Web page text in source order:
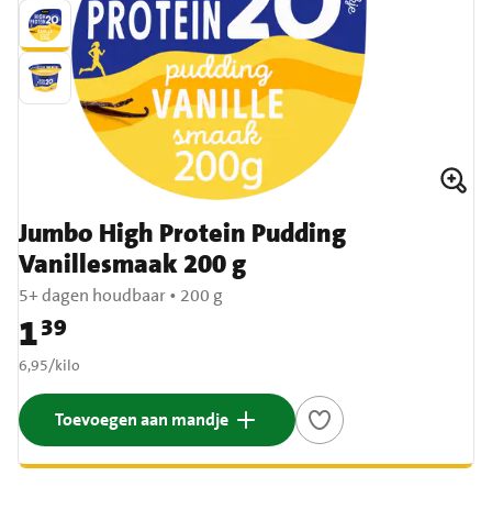
Jumbo High Protein Pudding
Vanillesmaak 200 g
5+ dagen houdbaar• 200 g
Prijs: € 1,39
139
€ 6,95 per kilo
6,95/kilo
Toevoegen aan mandje